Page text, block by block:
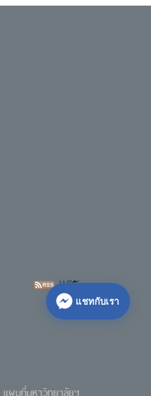
แผนที่มหาวิทยาลัยฯ
แชทกับเรา